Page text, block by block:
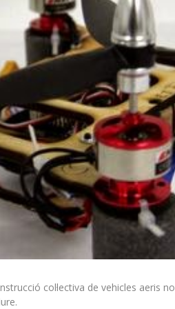
col·lectiva de vehicles aeris no